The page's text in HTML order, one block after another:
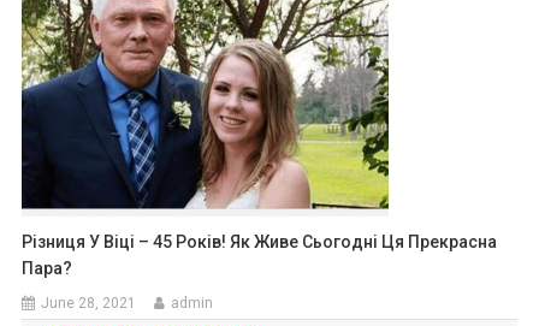
Різниця У Віці – 45 Років! Як Живе Сьогодні Ця Прекрасна
Пара?
June 28, 2021 admin